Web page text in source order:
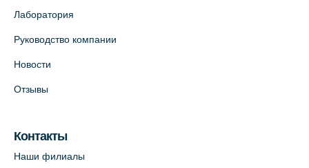
Савушкина, 124 (официальный партнёр)
На карте
Лабораторный терминал на Большом
На карте
Лаборатория
Руководство компании
Новости
Отзывы
Контакты
Наши филиалы